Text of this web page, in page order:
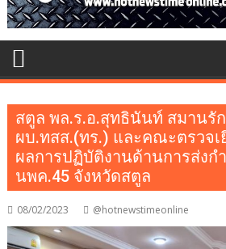
สตูล พล.ร.อ.สุทธินันท์ สมานรั
ผบ.ทสส.(ทร.) และคณะตรวจ
ผลการปฏิบัติงานด้านการส่งก
นพค.45 จังหวัดสตูล
08/02/2023 @hotnewstimeonline